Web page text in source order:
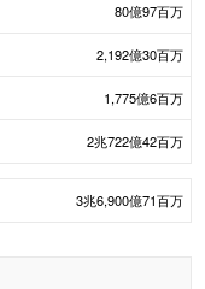
80億97百万
2,192億30百万
1,775億6百万
2兆722億42百万
3兆6,900億71百万